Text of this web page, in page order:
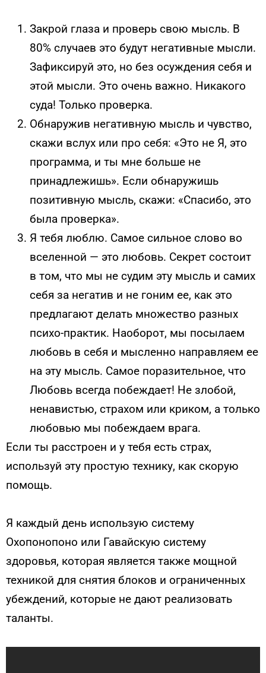
Закрой глаза и проверь свою мысль. В
80% случаев это будут негативные мысли.
Зафиксируй это, но без осуждения себя и
этой мысли. Это очень важно. Никакого
суда! Только проверка.
Обнаружив негативную мысль и чувство,
скажи вслух или про себя: «Это не Я, это
программа, и ты мне больше не
принадлежишь». Если обнаружишь
позитивную мысль, скажи: «Спасибо, это
была проверка».
Я тебя люблю. Самое сильное слово во
вселенной — это любовь. Секрет состоит
в том, что мы не судим эту мысль и самих
себя за негатив и не гоним ее, как это
предлагают делать множество разных
психо-практик. Наоборот, мы посылаем
любовь в себя и мысленно направляем ее
на эту мысль. Самое поразительное, что
Любовь всегда побеждает! Не злобой,
ненавистью, страхом или криком, а только
любовью мы побеждаем врага.
Если ты расстроен и у тебя есть страх,
используй эту простую технику, как скорую
помощь.
Я каждый день использую систему
Охопонопоно или Гавайскую систему
здоровья, которая является также мощной
техникой для снятия блоков и ограниченных
убеждений, которые не дают реализовать
таланты.